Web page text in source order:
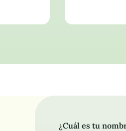
¿Cuál es tu